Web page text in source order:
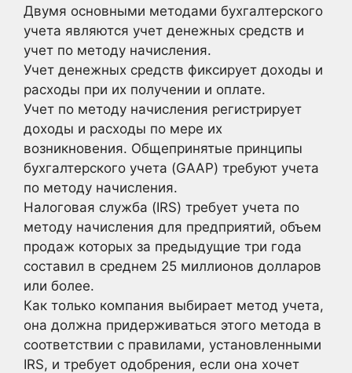
Двумя основными методами бухгалтерского
учета являются учет денежных средств и
учет по методу начисления.
Учет денежных средств фиксирует доходы и
расходы при их получении и оплате.
Учет по методу начисления регистрирует
доходы и расходы по мере их
возникновения. Общепринятые принципы
бухгалтерского учета (GAAP) требуют учета
по методу начисления.
Налоговая служба (IRS) требует учета по
методу начисления для предприятий, объем
продаж которых за предыдущие три года
составил в среднем 25 миллионов долларов
или более.
Как только компания выбирает метод учета,
она должна придерживаться этого метода в
соответствии с правилами, установленными
IRS, и требует одобрения, если она хочет